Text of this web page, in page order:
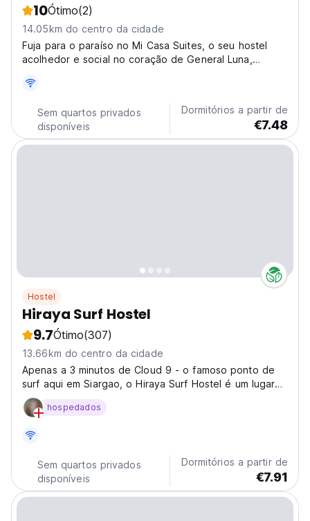
10Ótimo(2)
14.05km do centro da cidade
Fuja para o paraíso no Mi Casa Suites, o seu hostel
acolhedor e social no coração de General Luna,
Tourism Road, somos a base perfeita para surfar, ter
aventuras nas ilhas e conhecer outros viajantes. Fique
confortável,...
Sem quartos privados
disponíveis
Dormitórios a partir de
€7.48
Hostel
Hiraya Surf Hostel
9.7Ótimo(307)
13.66km do centro da cidade
Apenas a 3 minutos de Cloud 9 - o famoso ponto de
surf aqui em Siargao, o Hiraya Surf Hostel é um lugar
perfeito para se divertir.
hospedados
Sem quartos privados
disponíveis
Dormitórios a partir de
€7.91